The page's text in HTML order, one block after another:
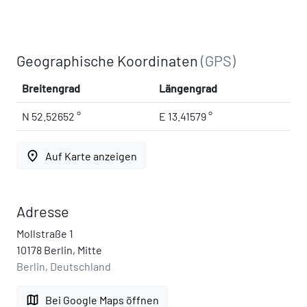
Geographische Koordinaten(GPS)
Breitengrad Längengrad
N 52.52652 ° E 13.41579 °
place Auf Karte anzeigen
Adresse
Mollstraße 1
10178 Berlin, Mitte
Berlin, Deutschland
map Bei Google Maps öffnen